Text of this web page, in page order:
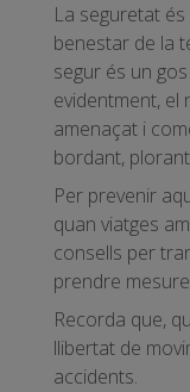
La seguretat
benestar de la
segur és un
evidentment, el
amenaçat i
bordant,
Per prevenir
quan viatges
consells per
prendre
Recorda que,
llibertat de
accidents.